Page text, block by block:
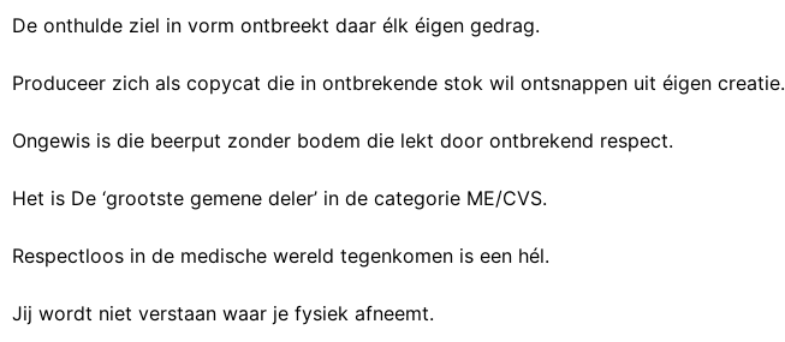
De onthulde ziel in vorm ontbreekt daar élk éigen gedrag.
Produceer zich als copycat die in ontbrekende stok wil ontsnappen uit éigen creatie.
Ongewis is die beerput zonder bodem die lekt door ontbrekend respect.
Het is De ‘grootste gemene deler’ in de categorie ME/CVS.
Respectloos in de medische wereld tegenkomen is een hél.
Jij wordt niet verstaan waar je fysiek afneemt.